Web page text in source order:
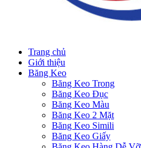
Trang chủ
Giới thiệu
Băng Keo
Băng Keo Trong
Băng Keo Đục
Băng Keo Màu
Băng Keo 2 Mặt
Băng Keo Simili
Băng Keo Giấy